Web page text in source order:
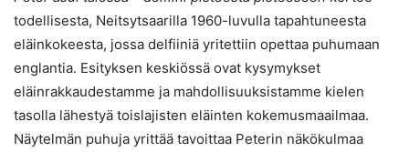
todellisesta, Neitsytsaarilla 1960-luvulla tapahtuneesta
eläinkokeesta, jossa delfiiniä yritettiin opettaa puhumaan
englantia. Esityksen keskiössä ovat kysymykset
eläinrakkaudestamme ja mahdollisuuksistamme kielen
tasolla lähestyä toislajisten eläinten kokemusmaailmaa.
Näytelmän puhuja yrittää tavoittaa Peterin näkökulmaa